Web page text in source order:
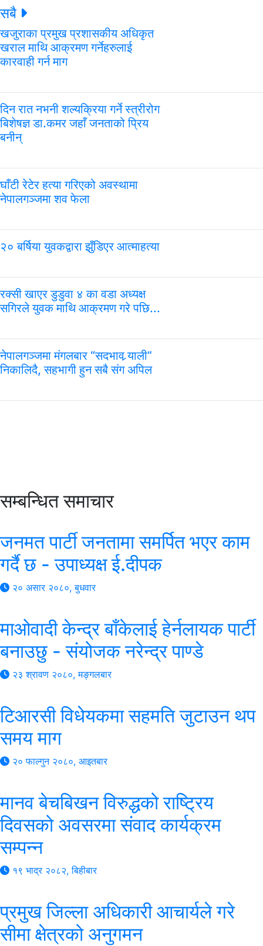
सबै
खजुराका प्रमुख प्रशासकीय अधिकृत
खराल माथि आक्रमण गर्नेहरुलाई
कारवाही गर्न माग
दिन रात नभनी शल्यक्रिया गर्ने स्त्रीरोग
बिशेषज्ञ डा.कमर जहाँ जनताको प्रिय
बनीन्
घाँटी रेटेर हत्या गरिएको अवस्थामा
नेपालगञ्जमा शव फेला
२० बर्षिया युवकद्वारा झुँडिएर आत्माहत्या
रक्सी खाएर डुडुवा ४ का वडा अध्यक्ष
सगिरले युवक माथि आक्रमण गरे पछि...
नेपालगञ्जमा मंगलबार “सदभाव र्‍याली”
निकालिदै, सहभागी हुन सबै संग अपिल
सम्बन्धित समाचार
जनमत पार्टी जनतामा समर्पित भएर काम
गर्दै छ - उपाध्यक्ष ई.दीपक
२० असार २०८०, बुधवार
माओवादी केन्द्र बाँकेलाई हेर्नलायक पार्टी
बनाउछु - संयोजक नरेन्द्र पाण्डे
२३ श्रावण २०८०, मङ्गलबार
टिआरसी विधेयकमा सहमति जुटाउन थप
समय माग
२० फाल्गुन २०८०, आइतबार
मानव बेचबिखन विरुद्धको राष्ट्रिय
दिवसको अवसरमा संवाद कार्यक्रम
सम्पन्न
१९ भाद्र २०८२, बिहीबार
प्रमुख जिल्ला अधिकारी आचार्यले गरे
सीमा क्षेत्रको अनुगमन